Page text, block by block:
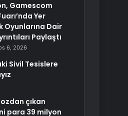
Gamescom
Yer
Oyunlarına Dair
Paylaştı
6, 2026
Sivil Tesislere
çıkan
para 39 milyon